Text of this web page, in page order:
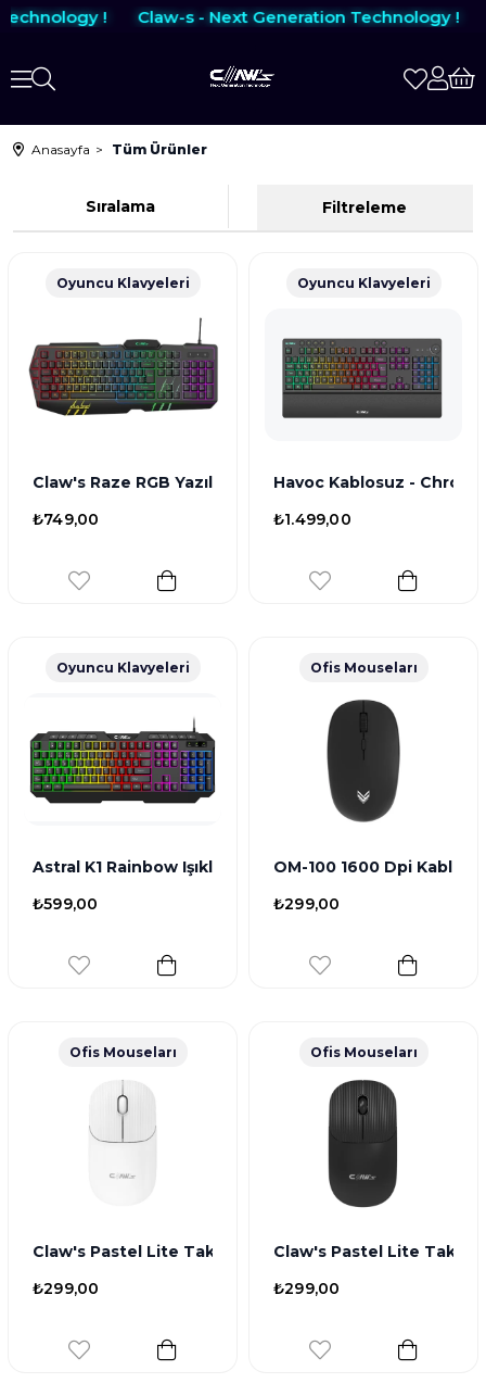
! Claw-s - Next Generation Technology !
Anasayfa Tüm Ürünler
Filtreleme
Sıralama
Oyuncu Klavyeleri
Claw's Raze RGB Yazılım & Harici G-Makro Tuşlu -
₺749,00
Oyuncu Klavyeleri
Havoc Kablosuz -
₺1.499,00
Oyuncu Klavyeleri
Astral K1 Rainbow Işıklandırmalı 104+10 Multimedya
₺599,00
Ofis Mouseları
OM-100 1600 Dpi
₺299,00
Ofis Mouseları
Claw's Pastel Lite Tak Çalıştır Kompakt Kablosuz
₺299,00
Ofis Mouseları
Claw's Pastel Lite Tak
₺299,00